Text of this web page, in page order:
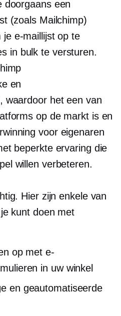
doorgaans een
(zoals Mailchimp)
je e-maillijst op te
in bulk te versturen.
en
waardoor het een van
op de markt is en
voor eigenaren
beperkte ervaring die
willen verbeteren.
Hier zijn enkele van
kunt doen met
op met e-
in uw winkel
en geautomatiseerde